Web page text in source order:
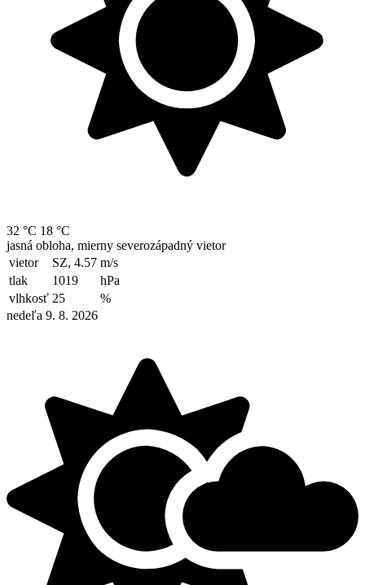
32 °C 18 °C
jasná obloha, mierny severozápadný vietor
vietor
SZ, 4.57 m/s
tlak
1019
hPa
vlhkosť 25
%
nedeľa 9. 8. 2026